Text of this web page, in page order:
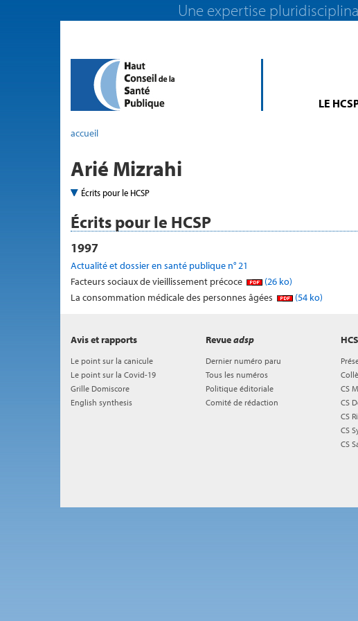
Une expertise
LE
accueil
Arié Mizrahi
Écrits pour le HCSP
Écrits pour le HCSP
1997
Actualité et dossier en santé publique n° 21
Facteurs sociaux de vieillissement précoce
(26 ko)
La consommation médicale des personnes âgées
(54 ko)
CS
CS
CS
CS
CS
Avis et rapports
Le point sur la canicule
Le point sur la Covid-19
Grille Domiscore
English synthesis
Revueadsp
Dernier numéro paru
Tous les numéros
Politique éditoriale
Comité de rédaction